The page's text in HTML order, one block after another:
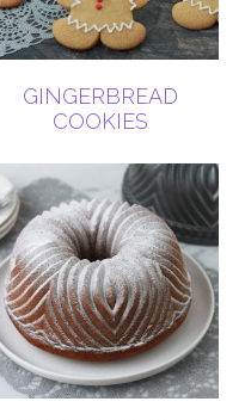
GINGERBREAD
COOKIES